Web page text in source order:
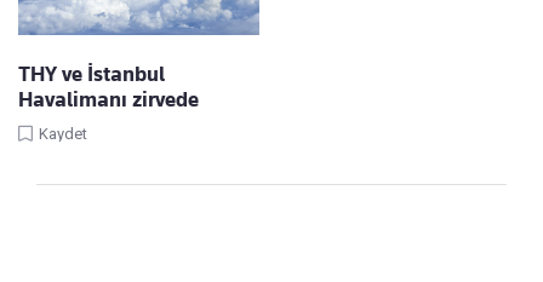
THY ve İstanbul
Havalimanı zirvede
Kaydet